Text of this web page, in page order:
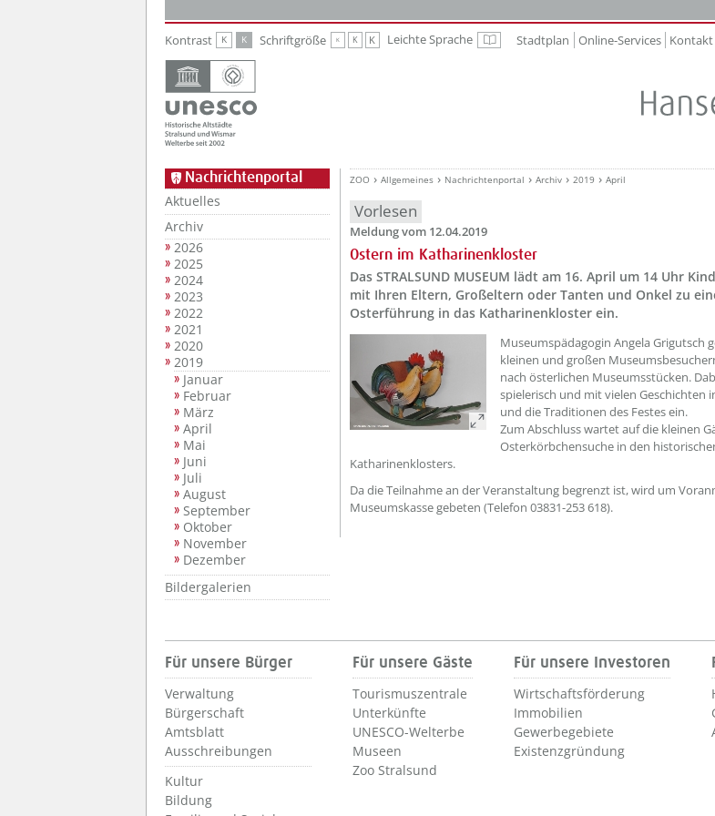
Kontrast K K Schriftgröße K K K Leichte Sprache Leichte Sprache
Stadtplan Online-Services Kontakt
Nachrichtenportal
Aktuelles
Archiv
2026
2025
2024
2023
2022
2021
2020
2019
Januar
Februar
März
April
Mai
Juni
Juli
August
September
Oktober
November
Dezember
Bildergalerien
ZOO Allgemeines Nachrichtenportal Archiv 2019 April
Vorlesen
Meldung vom 12.04.2019
Ostern im Katharinenkloster
Das STRALSUND MUSEUM lädt am 16. April um 14 Uhr
mit Ihren Eltern, Großeltern oder Tanten und Onkel zu
Osterführung in das Katharinenkloster ein.
Museumspädagogin Angela Grigutsch
kleinen und großen
nach österlichen Museumsstücken.
spielerisch und mit vielen Geschichten
und die Traditionen des Festes ein.
Zum Abschluss wartet auf die kleinen
Osterkörbchensuche in den
Katharinenklosters.
Da die Teilnahme an der Veranstaltung begrenzt ist, wird um
Museumskasse gebeten (Telefon 03831-253 618).
Für unsere Bürger
Verwaltung
Bürgerschaft
Amtsblatt
Ausschreibungen
Kultur
Bildung
Für unsere Gäste
Tourismuszentrale
Unterkünfte
UNESCO-Welterbe
Museen
Zoo Stralsund
Für unsere Investoren
Wirtschaftsförderung
Immobilien
Gewerbegebiete
Existenzgründung